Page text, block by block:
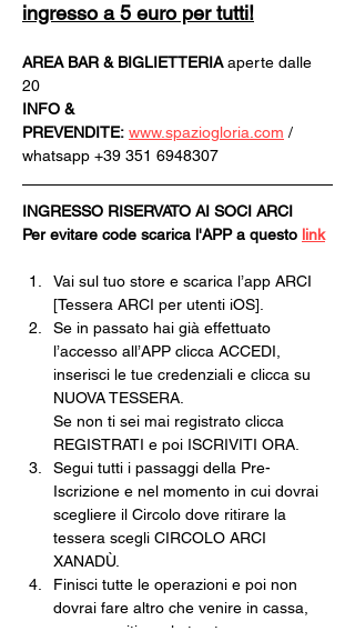
ingresso a 5 euro per tutti!
AREA BAR & BIGLIETTERIA aperte dalle
20
INFO &
PREVENDITE: www.spaziogloria.com /
whatsapp +39 351 6948307
INGRESSO RISERVATO AI SOCI ARCI
Per evitare code scarica l'APP a questo link
Vai sul tuo store e scarica l’app ARCI
[Tessera ARCI per utenti iOS].
Se in passato hai già effettuato
l’accesso all’APP clicca ACCEDI,
inserisci le tue credenziali e clicca su
NUOVA TESSERA.
Se non ti sei mai registrato clicca
REGISTRATI e poi ISCRIVITI ORA.
Segui tutti i passaggi della Pre-
Iscrizione e nel momento in cui dovrai
scegliere il Circolo dove ritirare la
tessera scegli CIRCOLO ARCI
XANADÙ.
Finisci tutte le operazioni e poi non
dovrai fare altro che venire in cassa,
pagare e ritirare la tua tessera